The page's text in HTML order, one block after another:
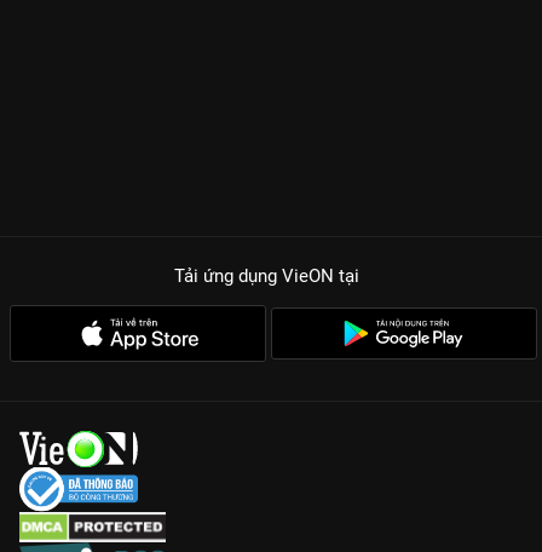
Tải ứng dụng VieON tại